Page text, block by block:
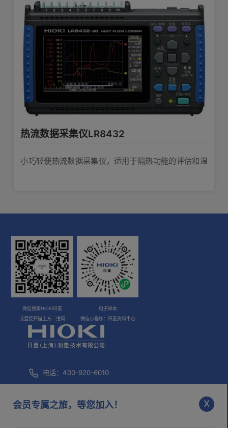
会员专属之旅，等您加入！ x
热流数据采集仪LR8432
小巧轻便热流数据采集仪，适用于隔热功能的评估和温
微信搜索HIOKI日置
或直接扫描上方二维码
电子样本
微信小程序：日置资料中心
电话：400-920-6010
市场部邮箱：mkt@hioki.com.cn